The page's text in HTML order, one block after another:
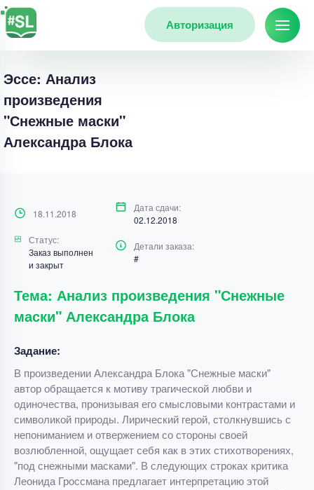
Авторизация
Эссе: Анализ
произведения
"Снежные маски"
Александра Блока
18.11.2018
Дата сдачи:
02.12.2018
Статус:
Заказ выполнен
и закрыт
Детали заказа:
#
Тема: Анализ произведения "Снежные
маски" Александра Блока
Задание:
В произведении Александра Блока "Снежные маски"
автор обращается к мотиву трагической любви и
одиночества, пронизывая его смысловыми контрастами и
символикой природы. Лирический герой, столкнувшись с
непониманием и отвержением со стороны своей
возлюбленной, ощущает себя как в этих стихотворениях,
"под снежными масками". В следующих строках критика
Леонида Гроссмана предлагает интерпретацию этой